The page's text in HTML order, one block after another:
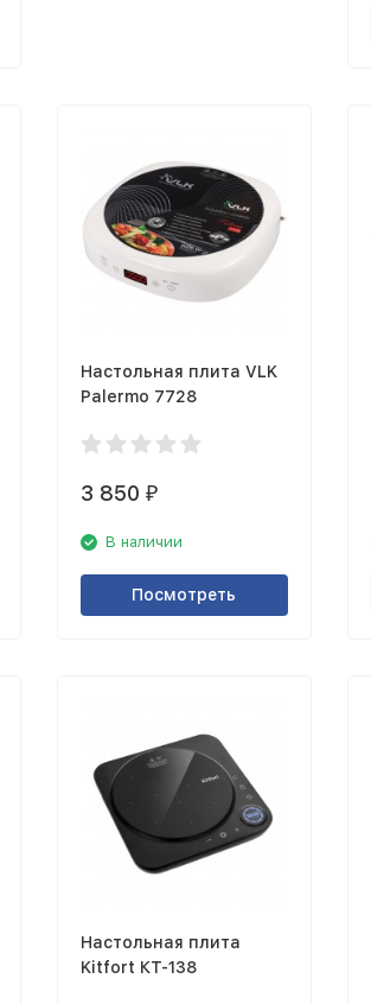
Настольная плита VLK
Palermo 7728
3 850 ₽
В наличии
Посмотреть
Настольная плита
Kitfort КТ-138